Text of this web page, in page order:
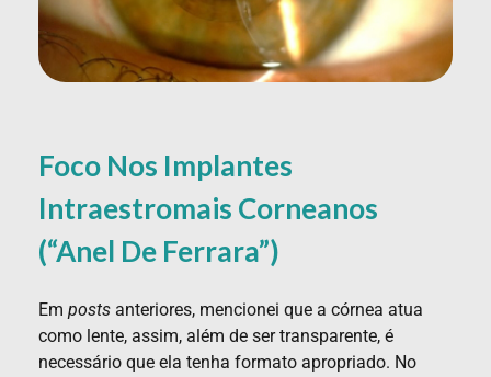
Foco Nos Implantes
Intraestromais Corneanos
(“Anel De Ferrara”)
Em posts anteriores, mencionei que a córnea atua
como lente, assim, além de ser transparente, é
necessário que ela tenha formato apropriado. No